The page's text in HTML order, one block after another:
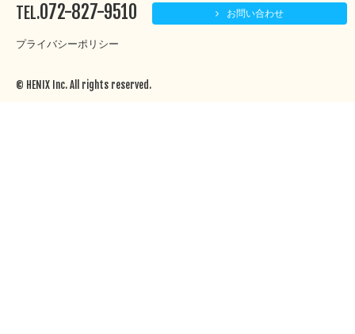
TEL.072-827-9510 お問い合わせ
プライバシーポリシー
© HENIX Inc. All rights reserved.